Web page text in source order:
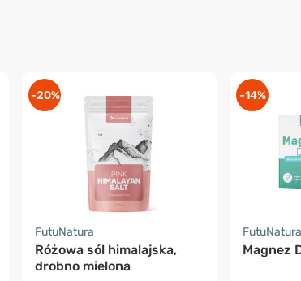
-20%
FutuNatura
Różowa sól himalajska,
drobno mielona
-14%
FutuNatura
Magnez